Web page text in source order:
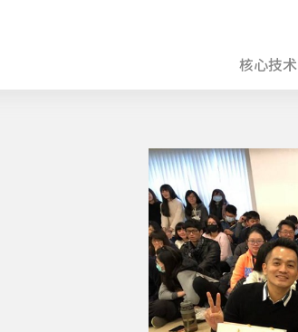
核心技术